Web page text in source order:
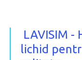
LAVISIM -
lichid